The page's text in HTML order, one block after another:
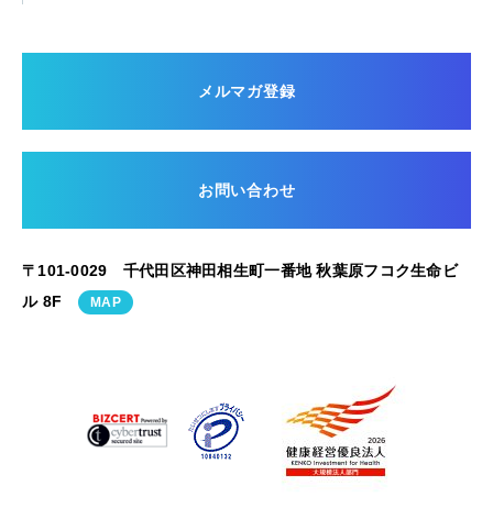
メルマガ登録
お問い合わせ
〒101-0029 千代田区神田相生町一番地 秋葉原フコク生命ビ
ル 8F
MAP